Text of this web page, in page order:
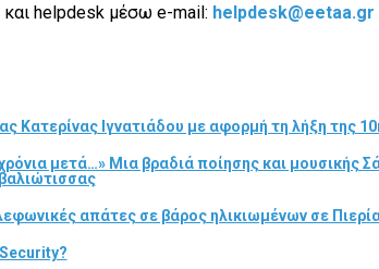
helpdesk μέσω e-mail: helpdesk@eetaa.gr
Κατερίνας Ιγνατιάδου με αφορμή τη λήξη της
μετά…» Μια βραδιά ποίησης και μουσικής
απάτες σε βάρος ηλικιωμένων σε